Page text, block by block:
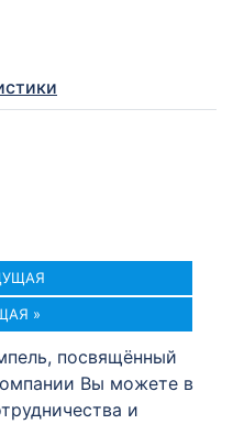
»
посвящённый
Вы можете в
и